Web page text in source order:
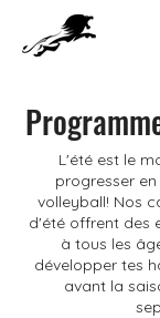
L'été est le
progresser
volleyball! Nos
d'été offrent des
à tous les
développer tes
avant la